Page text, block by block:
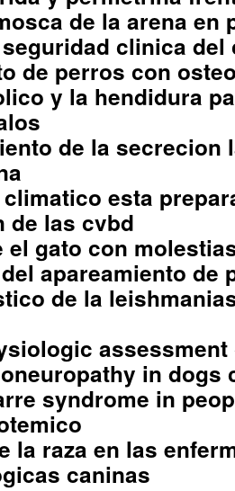
de la arena en
clinica del
de perros con
y la hendidura
de la secrecion
esta
de las cvbd
el gato con
apareamiento de
de la
assessment
in dogs
syndrome in
la raza en las
caninas